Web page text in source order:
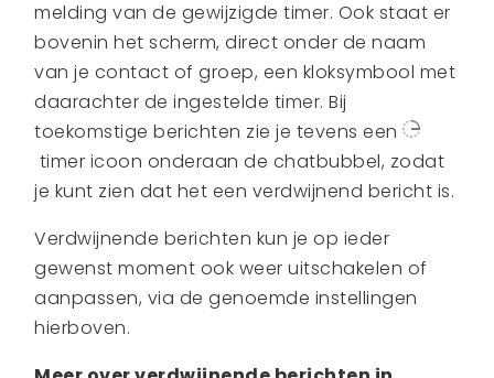
melding van de gewijzigde timer. Ook staat er
bovenin het scherm, direct onder de naam
van je contact of groep, een kloksymbool met
daarachter de ingestelde timer. Bij
toekomstige berichten zie je tevens een
timer icoon onderaan de chatbubbel, zodat
je kunt zien dat het een verdwijnend bericht is.
Verdwijnende berichten kun je op ieder
gewenst moment ook weer uitschakelen of
aanpassen, via de genoemde instellingen
hierboven.